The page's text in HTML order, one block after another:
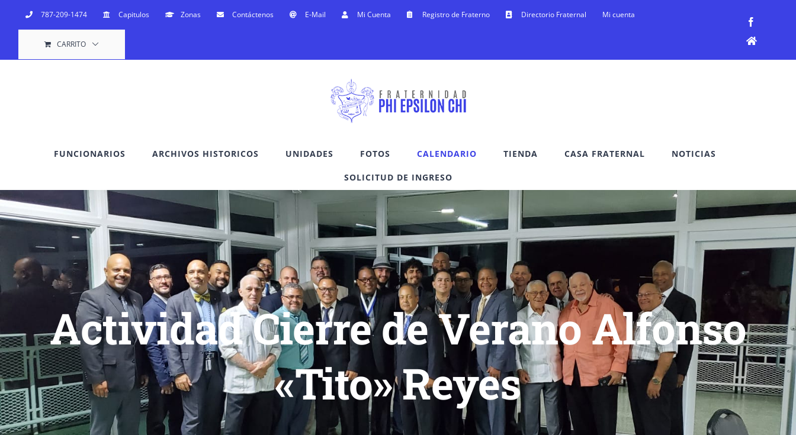
787-209-1474 Capitulos Zonas Contáctenos E-Mail Mi Cuenta Registro de Fraterno Directorio Fraternal Mi cuenta
CARRITO
Facebook
FUNCIONARIOS ARCHIVOS HISTORICOS UNIDADES FOTOS CALENDARIO TIENDA CASA FRATERNAL NOTICIAS
SOLICITUD DE INGRESO
Actividad Cierre de Verano Alfonso
«Tito» Reyes